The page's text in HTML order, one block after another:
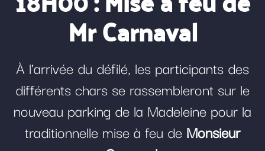
Mr Carnaval
À l'arrivée du défilé, les participants des
différents chars se rassembleront sur le
nouveau parking de la Madeleine pour la
traditionnelle mise à feu de Monsieur